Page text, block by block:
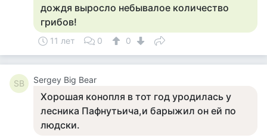
дождя выросло небывалое количество
грибов!
11 лет 0 0
SB Sergey Big Bear
Хорошая конопля в тот год уродилась у
лесника Пафнутьича,и барыжил он ей по
людски.